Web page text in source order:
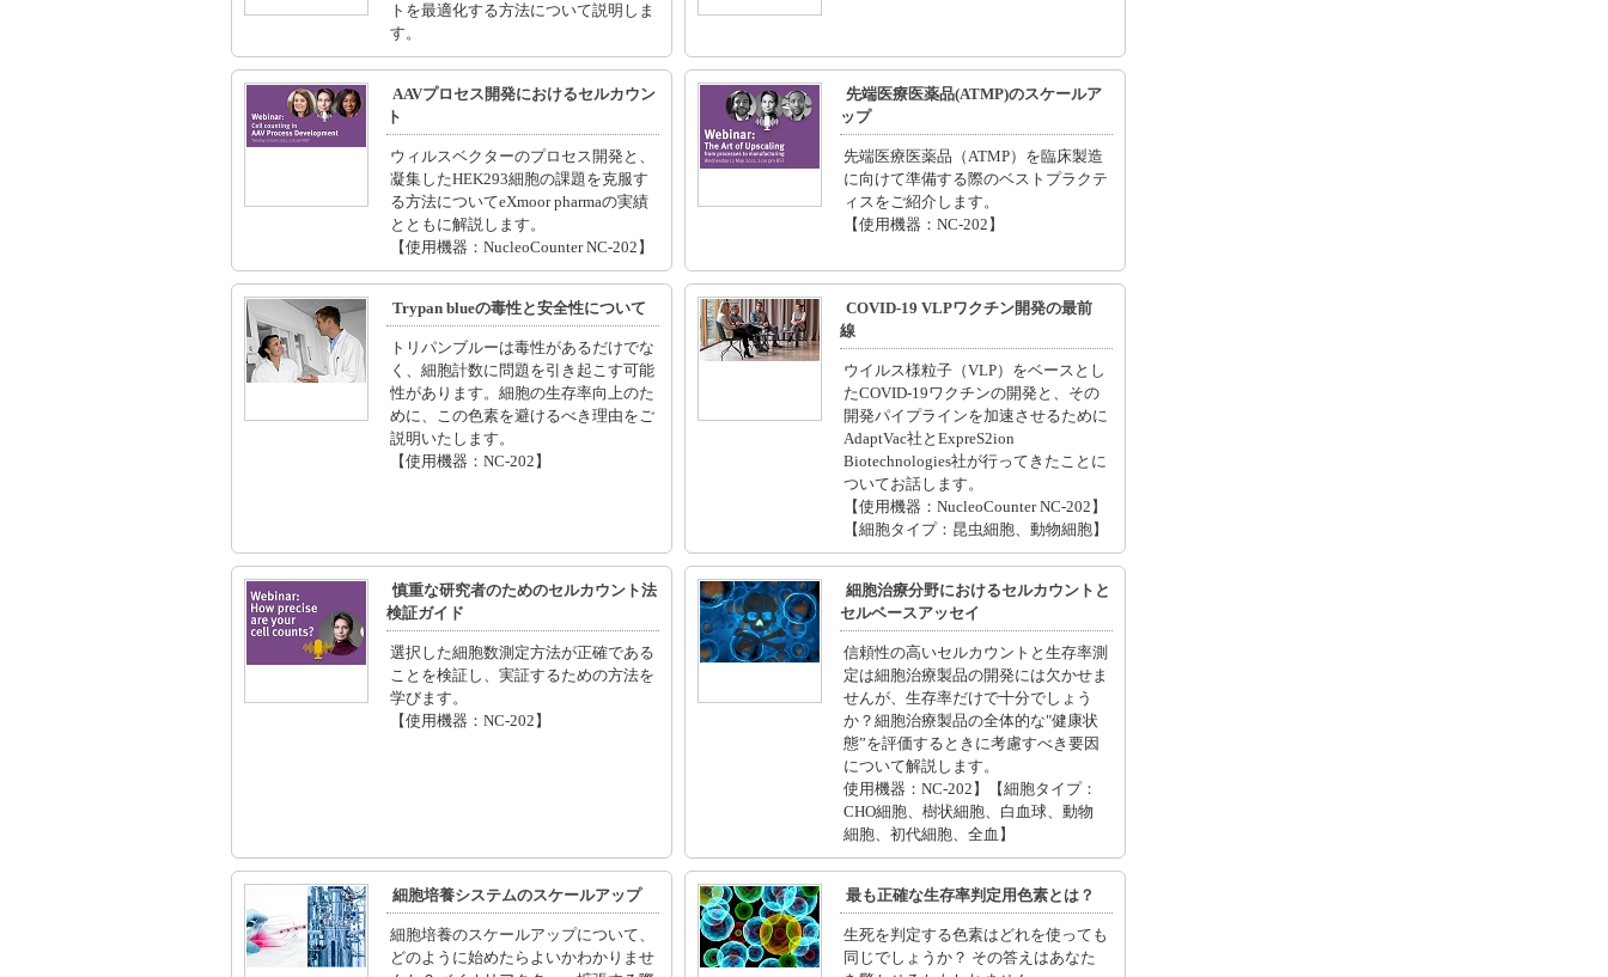
トを最適化する方法について説明しま
す。
AAVプロセス開発におけるセルカウン
ト
ウィルスベクターのプロセス開発と、
凝集したHEK293細胞の課題を克服す
る方法についてeXmoor pharmaの実績
とともに解説します。
【使用機器：NucleoCounter NC-202】
先端医療医薬品(ATMP)のスケールア
ップ
先端医療医薬品（ATMP）を臨床製造
に向けて準備する際のベストプラクテ
ィスをご紹介します。
【使用機器：NC-202】
Trypan blueの毒性と安全性について
トリパンブルーは毒性があるだけでな
く、細胞計数に問題を引き起こす可能
性があります。細胞の生存率向上のた
めに、この色素を避けるべき理由をご
説明いたします。
【使用機器：NC-202】
COVID-19 VLPワクチン開発の最前
線
ウイルス様粒子（VLP）をベースとし
たCOVID-19ワクチンの開発と、その
開発パイプラインを加速させるために
AdaptVac社とExpreS2ion
Biotechnologies社が行ってきたことに
ついてお話します。
【使用機器：NucleoCounter NC-202】
【細胞タイプ：昆虫細胞、動物細胞】
慎重な研究者のためのセルカウント法
検証ガイド
選択した細胞数測定方法が正確である
ことを検証し、実証するための方法を
学びます。
【使用機器：NC-202】
細胞治療分野におけるセルカウントと
セルベースアッセイ
信頼性の高いセルカウントと生存率測
定は細胞治療製品の開発には欠かせま
せんが、生存率だけで十分でしょう
か？細胞治療製品の全体的な"健康状
態”を評価するときに考慮すべき要因
について解説します。
使用機器：NC-202】【細胞タイプ：
CHO細胞、樹状細胞、白血球、動物
細胞、初代細胞、全血】
細胞培養システムのスケールアップ
細胞培養のスケールアップについて、
どのように始めたらよいかわかりませ
最も正確な生存率判定用色素とは？
生死を判定する色素はどれを使っても
同じでしょうか？ その答えはあなた